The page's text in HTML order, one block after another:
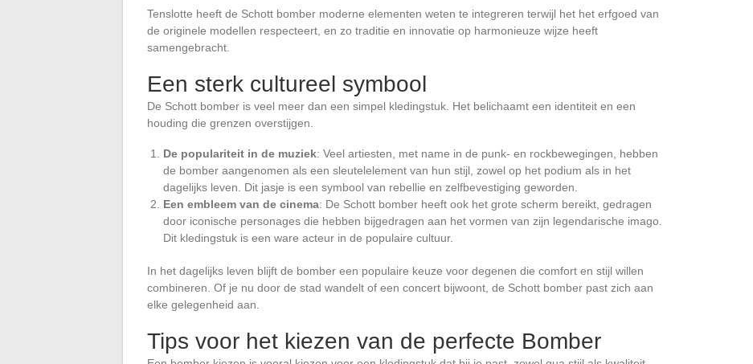
Tenslotte heeft de Schott bomber moderne elementen weten te integreren terwijl het het erfgoed van
de originele modellen respecteert, en zo traditie en innovatie op harmonieuze wijze heeft
samengebracht.
Een sterk cultureel symbool
De Schott bomber is veel meer dan een simpel kledingstuk. Het belichaamt een identiteit en een
houding die grenzen overstijgen.
De populariteit in de muziek: Veel artiesten, met name in de punk- en rockbewegingen, hebben
de bomber aangenomen als een sleutelelement van hun stijl, zowel op het podium als in het
dagelijks leven. Dit jasje is een symbool van rebellie en zelfbevestiging geworden.
Een embleem van de cinema: De Schott bomber heeft ook het grote scherm bereikt, gedragen
door iconische personages die hebben bijgedragen aan het vormen van zijn legendarische imago.
Dit kledingstuk is een ware acteur in de populaire cultuur.
In het dagelijks leven blijft de bomber een populaire keuze voor degenen die comfort en stijl willen
combineren. Of je nu door de stad wandelt of een concert bijwoont, de Schott bomber past zich aan
elke gelegenheid aan.
Tips voor het kiezen van de perfecte Bomber